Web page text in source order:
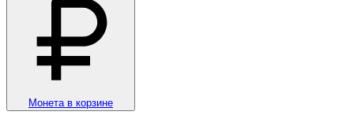
Монета в корзине